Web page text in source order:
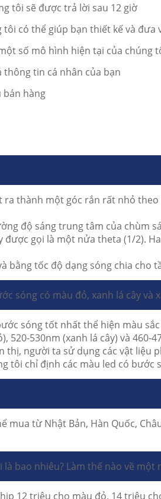
tôi sẽ được trả lời sau 12 giờ
có thể giúp bạn thiết kế và đưa
số mô hình hiện tại của chúng
thông tin cá nhân của bạn
bán hàng
thành một góc rắn rất nhỏ
độ sáng trung tâm của chùm
được gọi là một nửa theta (1/2).
bằng tốc độ dạng sóng chia cho
sóng có màu đỏ, xanh lá cây và
sóng tốt nhất thể hiện màu
520-530nm (xanh lá cây) và
thị, người ta sử dụng các vật liệu
tôi chỉ định các màu led có bước
mua từ Nhật Bản, Hàn Quốc,
là bao nhiêu? Làm thế nào về một
12 triệu cho màu đỏ, 14 triệu